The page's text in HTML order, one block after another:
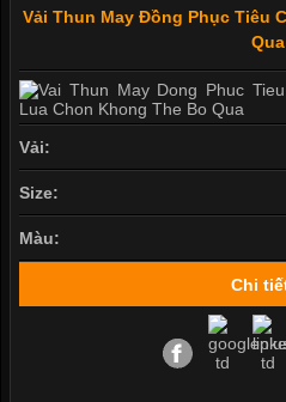
Vải Thun May Đồng Phục Tiêu
Qua
Vải:
Size:
Màu:
Chi